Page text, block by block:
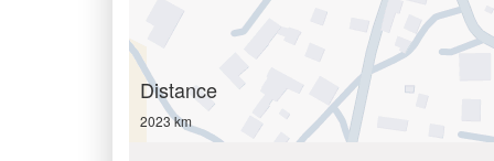
Distance
2023 km